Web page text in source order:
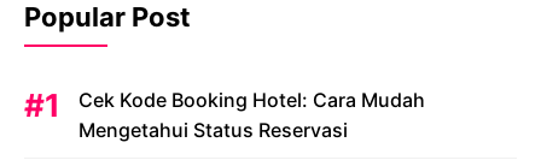
Popular Post
Cek Kode Booking Hotel: Cara Mudah
Mengetahui Status Reservasi